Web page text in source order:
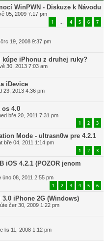
WinPWN - Diskuze k Návodu
05, 2009 7:17 pm
1 … 4 5 6 7
19, 2008 9:37 pm
iPhonu z druhej ruky?
30, 2013 7:03 am
iDevice
23, 2013 4:36 pm
os 4.0
bře 20, 2011 7:31 pm
1 2 3
Mode - ultrasn0w pre 4.2.1
bře 04, 2011 1:14 pm
1 2 3
iOS 4.2.1 (POZOR jenom
úno 08, 2011 2:55 pm
1 2 3 4 5 6
iPhone 2G (Windows)
úte čer 30, 2009 1:22 pm
lis 11, 2008 1:12 pm